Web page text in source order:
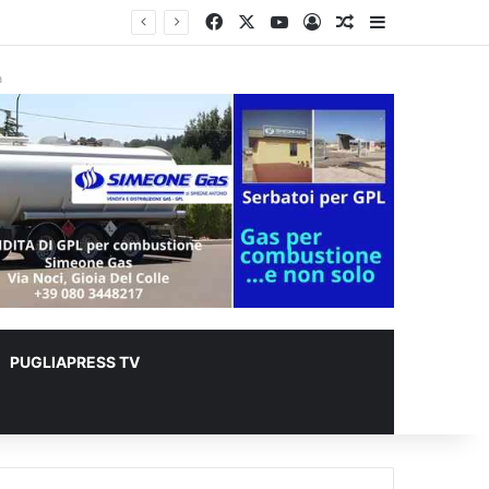
animali FacebookYou TubeAccediUn articolo a
PUGLIAPRESS TV